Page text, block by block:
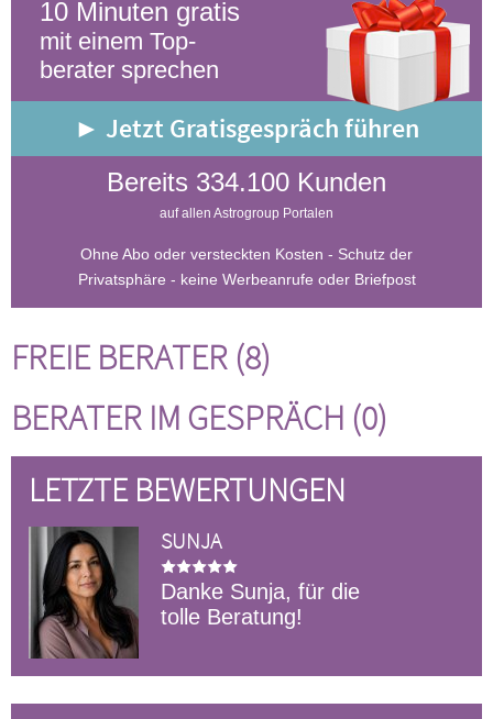
10 Minuten gratis
mit einem Top-
berater sprechen
► Jetzt Gratisgespräch führen
Bereits 334.100 Kunden
auf allen Astrogroup Portalen
Ohne Abo oder versteckten Kosten - Schutz der
Privatsphäre - keine Werbeanrufe oder Briefpost
FREIE BERATER (8)
BERATER IM GESPRÄCH (0)
LETZTE BEWERTUNGEN
SUNJA
Danke Sunja, für die
tolle Beratung!